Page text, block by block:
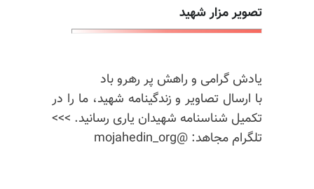
تصویر مزار شهید
یادش گرامی و راهش پر رهرو باد
با ارسال تصاویر و زندگینامه شهید، ما را در
تکمیل شناسنامه شهیدان یاری رسانید. >>>
تلگرام مجاهد: @mojahedin_org